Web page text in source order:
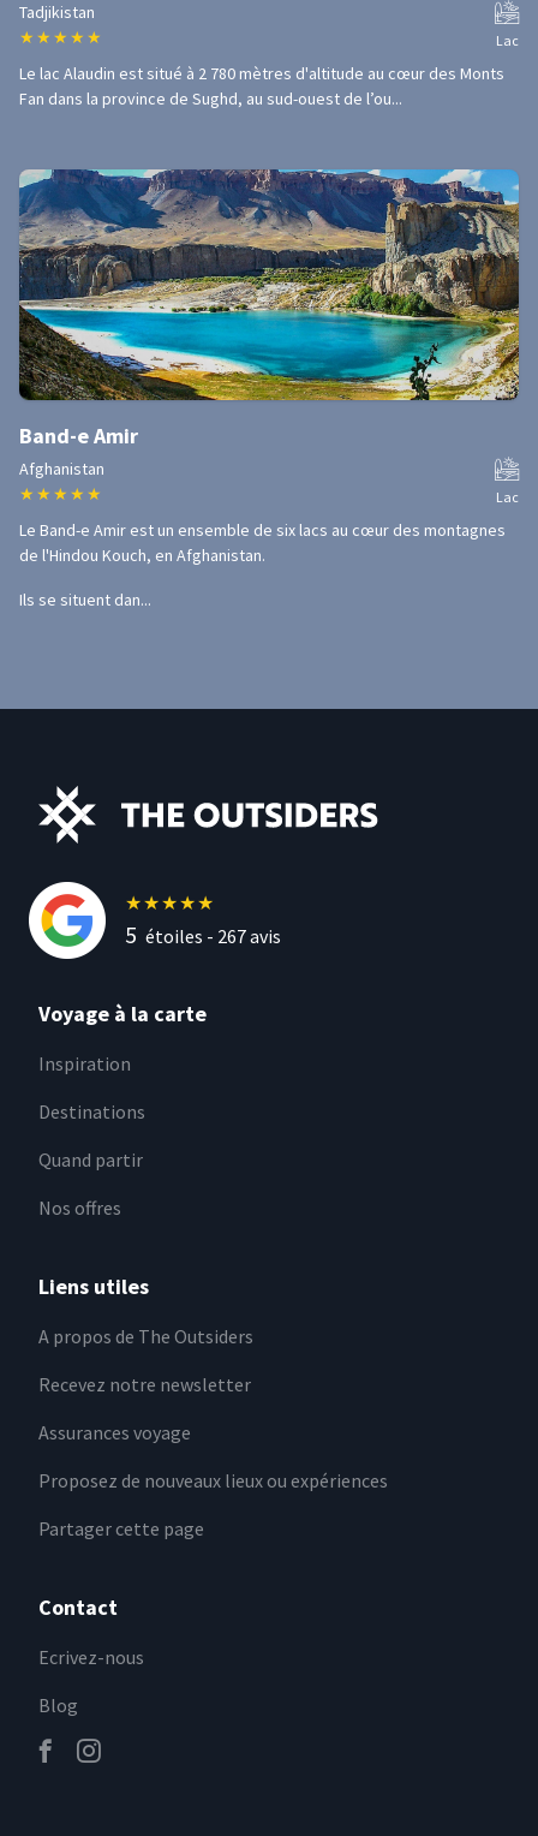
Tadjikistan
★ ★ ★ ★ ★ Lac
Le lac Alaudin est situé à 2 780 mètres d'altitude au cœur des Monts
Fan dans la province de Sughd, au sud-ouest de l’ou...
Band-e Amir
Afghanistan
★ ★ ★ ★ ★ Lac
Le Band-e Amir est un ensemble de six lacs au cœur des montagnes
de l'Hindou Kouch, en Afghanistan.
Ils se situent dan...
★★★★★
5 étoiles - 267avis
Voyage à la carte
Inspiration
Destinations
Quand partir
Nos offres
Liens utiles
A propos de The Outsiders
Recevez notre newsletter
Assurances voyage
Proposez de nouveaux lieux ou expériences
Partager cette page
Contact
Ecrivez-nous
Blog